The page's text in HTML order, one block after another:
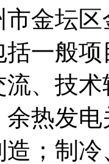
金坛
括一般
、技
热发
；制